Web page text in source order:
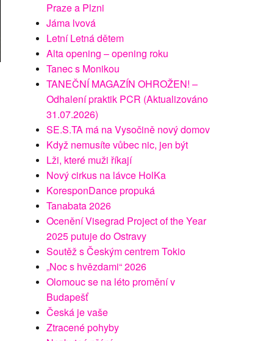
Praze a Plzni
Jáma lvová
Letní Letná dětem
Alta opening – opening roku
Tanec s Monikou
TANEČNÍ MAGAZÍN OHROŽEN! –
Odhalení praktik PCR (Aktualizováno
31.07.2026)
SE.S.TA má na Vysočině nový domov
Když nemusíte vůbec nic, jen být
Lži, které muži říkají
Nový cirkus na lávce HolKa
KoresponDance propuká
Tanabata 2026
Ocenění Visegrad Project of the Year
2025 putuje do Ostravy
Soutěž s Českým centrem Tokio
„Noc s hvězdami“ 2026
Olomouc se na léto promění v
Budapešť
Česká je vaše
Ztracené pohyby